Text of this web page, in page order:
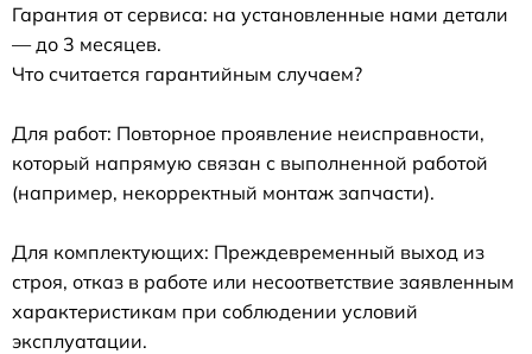
Гарантия от сервиса: на установленные нами детали
— до 3 месяцев.
Что считается гарантийным случаем?
Для работ: Повторное проявление неисправности,
который напрямую связан с выполненной работой
(например, некорректный монтаж запчасти).
Для комплектующих: Преждевременный выход из
строя, отказ в работе или несоответствие заявленным
характеристикам при соблюдении условий
эксплуатации.